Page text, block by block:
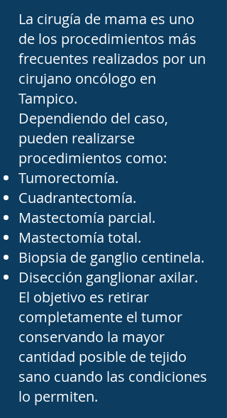
adecuada comunicación
entre el paciente, su
familia y el equipo médico
resulta fundamental
durante todas las etapas
del tratamiento.
En esta sección del
Directorio Médico de
Tampico podrás consultar
información sobre
cirujanos oncólogos en
Tampico, Ciudad Madero y
Altamira, conocer sus
datos de contacto y
encontrar especialistas con
experiencia en el
tratamiento quirúrgico del
La cirugía de mama es uno
de los procedimientos más
frecuentes realizados por un
cirujano oncólogo en
Tampico.
Dependiendo del caso,
pueden realizarse
procedimientos como:
Tumorectomía.
Cuadrantectomía.
Mastectomía parcial.
Mastectomía total.
Biopsia de ganglio centinela.
Disección ganglionar axilar.
El objetivo es retirar
completamente el tumor
conservando la mayor
cantidad posible de tejido
sano cuando las condiciones
lo permiten.